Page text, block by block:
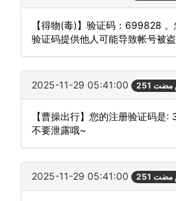
【得物(毒)】验证码：699828 。
验证码提供他人可能导致帐号被
2025-11-29 05:41:00 مضت
【曹操出行】您的注册验证码是
不要泄露哦~
2025-11-29 05:41:00 مضت